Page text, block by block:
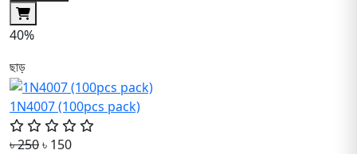
40%
ছাড়
1N4007 (100pcs pack)
৳ 250৳ 150